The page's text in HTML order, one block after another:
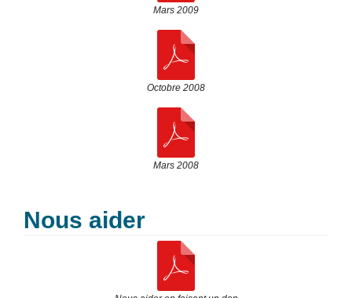
Mars 2009
Octobre 2008
Mars 2008
Nous aider